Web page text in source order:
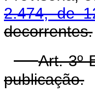
2.474, de
decorrentes.
Art. 3º
publicação.